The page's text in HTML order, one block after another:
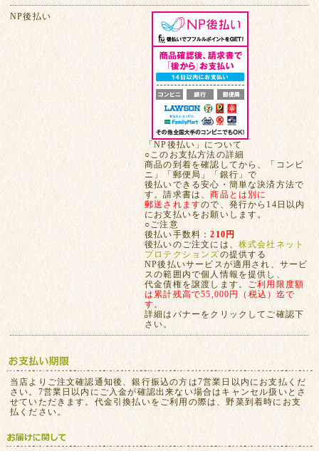
NP後払い
「NP後払い」について
○このお支払方法の詳細
商品の到着を確認してから、「コンビ
ニ」「郵便局」「銀行」で
後払いできる安心・簡単な決済方法で
す。請求書は、商品とは別に
郵送されますので、発行から14日以内
にお支払いをお願いします。
○ご注意
後払い手数料：210円
後払いのご注文には、 株式会社ネット
プロテクションズの提供する
NP後払いサービスが適用され、サービ
スの範囲内で個人情報を提供し、
代金債権を譲渡します。 ご利用限度額
は累計残高で55,000円（税込）迄で
す。
詳細はバナーをクリックしてご確認下
さい。
当店よりご注文確認通知後、銀行振込の方は7営業日以内にお支払くだ
さい。7営業日以内にご入金が確認出来ない場合はキャンセル扱いとさ
せていただきます。代金引換払いをご利用の際は、野菜到着時にお支
払ください。